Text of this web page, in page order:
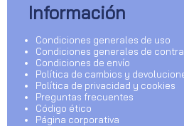
Información
Condiciones generales de uso
Condiciones generales de
Condiciones de envío
Política de cambios y
Política de privacidad y cookies
Preguntas frecuentes
Código ético
Página corporativa